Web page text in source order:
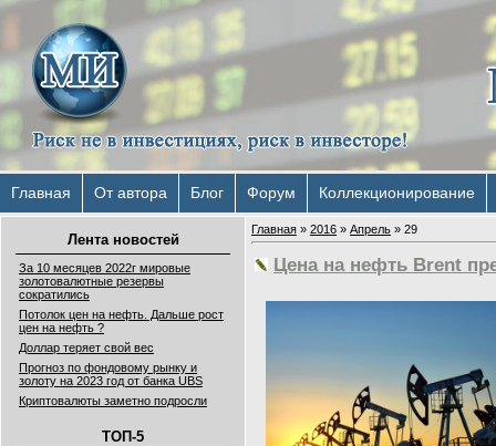
Главная От автора Блог Форум Коллекционирование
Лента новостей
За 10 месяцев 2022г мировые
золотовалютные резервы
сократились
Потолок цен на нефть. Дальше рост
цен на нефть ?
Доллар теряет свой вес
Прогноз по фондовому рынку и
золоту на 2023 год от банка UBS
Криптовалюты заметно подросли
ТОП-5
Главная » 2016 » Апрель » 29
Цена на нефть Brent